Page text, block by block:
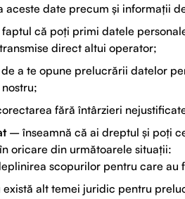
aceste date precum și informații
că poți primi datele
direct altui operator;
a te opune prelucrării datelor
fără întârzieri
– înseamnă că ai dreptul și poți
oricare din următoarele situații:
scopurilor pentru care au
alt temei juridic pentru